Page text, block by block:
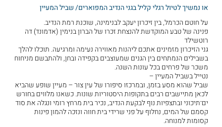
או נמשיך לטיול רגלי קליל בגני הנדיב המפוארים/ שביל המעיין
על חוטם הכרמל, בין זיכרון יעקב לבנימינה, שוכנת רמת הנדיב.
פנינה של טבע המוקדשת להנצחת זכרו של הברון בנימין (אדמונד) דה
רוטשילד
גני הזיכרון מזמינים אתכם ליהנות מאווירה נעימה ומרגיעה. תוכלו להלך
בשבילים הנמתחים בין הגנים שמעוצבים בקפידה ובחן, ולהתבשם מניחוח
משכר של פרחים בכל עונות השנה.
נטייל בשביל המעיין –
שביל שהוא מסע בזמן, ובמרכזו סיפורו של עין צור – מעיין שופע שהביא
לכאן מתיישבים רבים בתקופות היסטוריות שונות. כשאנו מלוּוים בחורש
ים־תיכוני ובתצפיות נוף לבקעת הנדיב, נכיר בית מרחץ רומי ונגלה את סוד
קסמם של המים, נחלוף על פני שרידי בית חווה ונזכה להמון פינות
קסומות למנוחה.